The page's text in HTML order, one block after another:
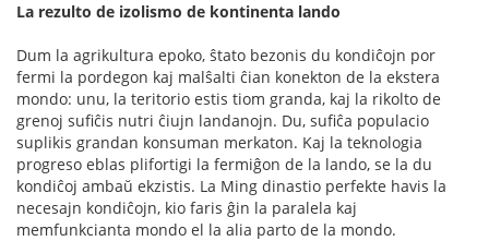
La rezulto de izolismo de kontinenta lando
Dum la agrikultura epoko, ŝtato bezonis du kondiĉojn por
fermi la pordegon kaj malŝalti ĉian konekton de la ekstera
mondo: unu, la teritorio estis tiom granda, kaj la rikolto de
grenoj sufiĉis nutri ĉiujn landanojn. Du, sufiĉa populacio
suplikis grandan konsuman merkaton. Kaj la teknologia
progreso eblas plifortigi la fermiĝon de la lando, se la du
kondiĉoj ambaŭ ekzistis. La Ming dinastio perfekte havis la
necesajn kondiĉojn, kio faris ĝin la paralela kaj
memfunkcianta mondo el la alia parto de la mondo.